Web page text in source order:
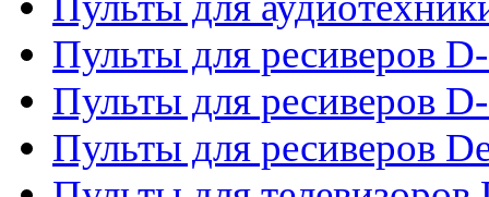
Пульты для ресиверов
Пульты для ресиверов
Пульты для ресиверов